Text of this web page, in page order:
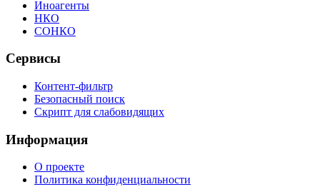
Иноагенты
НКО
СОНКО
Сервисы
Контент-фильтр
Безопасный поиск
Скрипт для слабовидящих
Информация
О проекте
Политика конфиденциальности